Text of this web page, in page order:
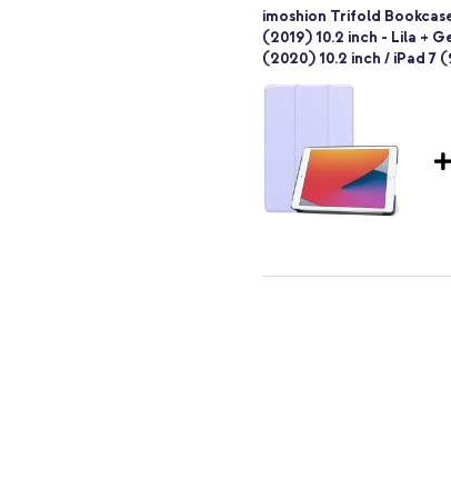
imoshion Trifold
(2019) 10.2 inch - Lila +
(2020) 10.2 inch / iPad 7
imoshion Trifold
(2019) 10.2 inch - Lila +